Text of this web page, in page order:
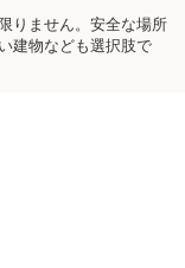
りません。安全な場所
建物なども選択肢で